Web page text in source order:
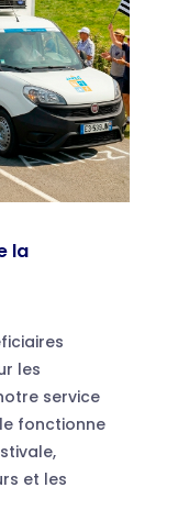
la
les
service
fonctionne
et les